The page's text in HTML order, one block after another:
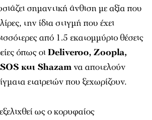
σημαντική άνθιση με αξία που
την ίδια στιγμή που έχει
από 1.5 εκατομμύριο θέσεις
όπως οιDeliveroo, Zoopla,
και Shazamνα αποτελούν
εταιρειών που ξεχωρίζουν.
ως ο κορυφαίος